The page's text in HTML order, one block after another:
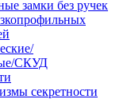
замки без ручек
СКУД
секретности